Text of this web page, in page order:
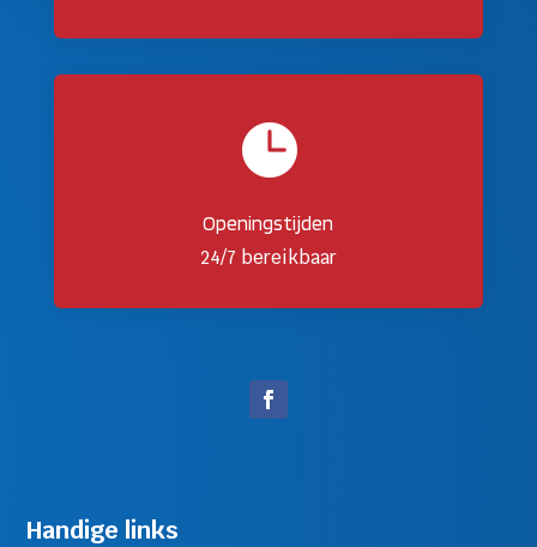

Openingstijden
24/7 bereikbaar
Handige links